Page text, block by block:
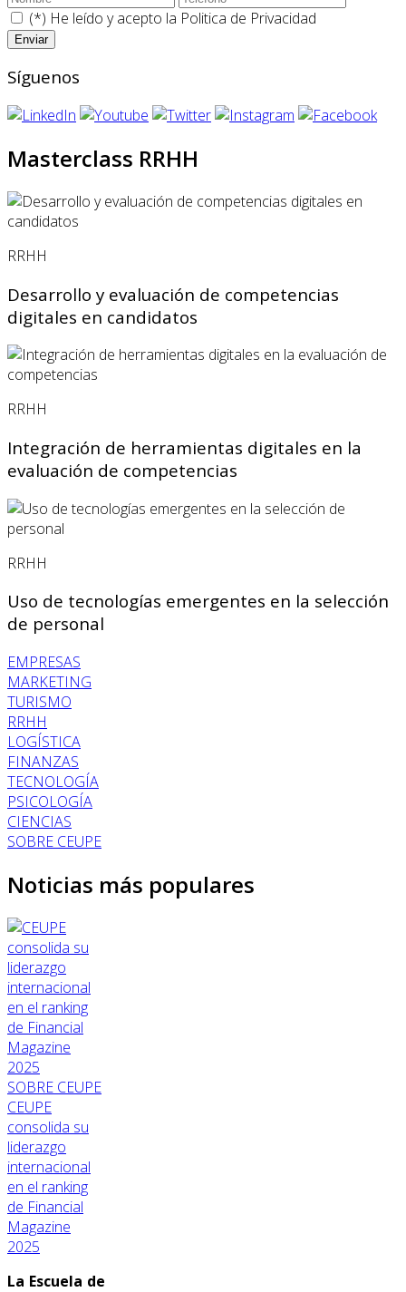
(*) He leído y acepto la Politica de Privacidad
Síguenos
Masterclass RRHH
RRHH
Desarrollo y evaluación de competencias
digitales en candidatos
RRHH
Integración de herramientas digitales en la
evaluación de competencias
RRHH
Uso de tecnologías emergentes en la selección
de personal
EMPRESAS
MARKETING
TURISMO
RRHH
LOGÍSTICA
FINANZAS
TECNOLOGÍA
PSICOLOGÍA
CIENCIAS
SOBRE CEUPE
Noticias más populares
SOBRE CEUPE
CEUPE
consolida su
liderazgo
internacional
en el ranking
de Financial
Magazine
2025
La Escuela de